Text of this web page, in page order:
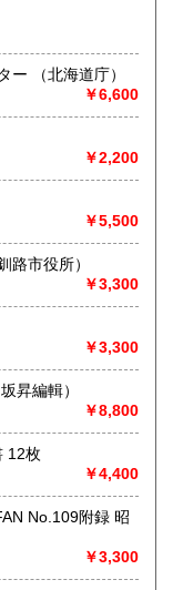
。また電話、ハ
きません。ご了
せん●
、当方の【単品ス
「日本の古本
送料が表示され
いたします。未修
文】への対応と
了承ください●
、お振込み/ご決
後には、ご希望に
をお選びの際に
本屋」からのご注
費ご購入は本体
お名前、ご住所、
さい●
昭和5年7月 北海道自作農移住者募集ポスター （北海道庁）
￥6,600
￥2,200
￥5,500
字より見たる 昭和12年度版 （釧路市役所）
￥3,300
￥3,300
市鳥観図 吉田初三郎 （田坂昇編輯）
￥8,800
12枚
￥4,400
No.109附録 昭
￥3,300